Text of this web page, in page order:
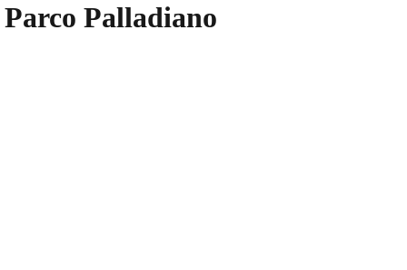
Palladiano